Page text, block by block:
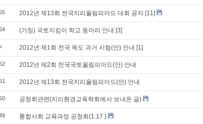
2012년 제13회 전국지리올림피아드 대회 공지 [11]
(가칭) 국토지킴이 학교 동아리 안내 [3]
2012년 제1회 전국 독도 과거 시험(안) 안내 [1]
2012년 제2회 전국국토올림피아드(안) 안내
2012년 제13회 전국지리올림피아드(안) 안내
공청회관련(지리환경교육학회에서 보내온 글)
통합사회 교육과정 공청회(1.17.)